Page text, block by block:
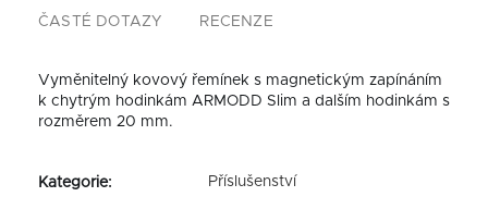
ČASTÉ DOTAZY RECENZE
Vyměnitelný kovový řemínek s magnetickým zapínáním
k chytrým hodinkám ARMODD Slim a dalším hodinkám s
rozměrem 20 mm.
Kategorie: Příslušenství